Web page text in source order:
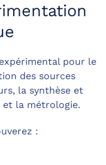
pour le
des sources
la synthèse et
la métrologie.
: